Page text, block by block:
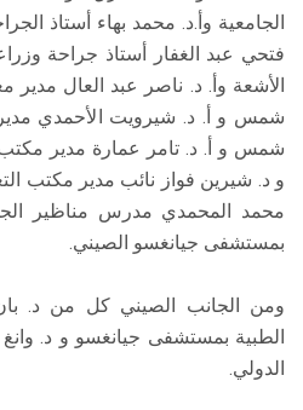
الجامعية وأ.د. محمد بهاء أستاذ
فتحي عبد الغفار أستاذ جراحة
الأشعة وأ. د. ناصر عبد العال
شمس و أ. د. شيرويت الأحمدي مدير
شمس و أ. د. تامر عمارة مدير مكتب
و د. شيرين فواز نائب مدير مكتب
محمد المحمدي مدرس مناظير
بمستشفى جيانغسو الصيني.
ومن الجانب الصيني كل من د.
الطبية بمستشفى جيانغسو و د. وانغ
الدولي.